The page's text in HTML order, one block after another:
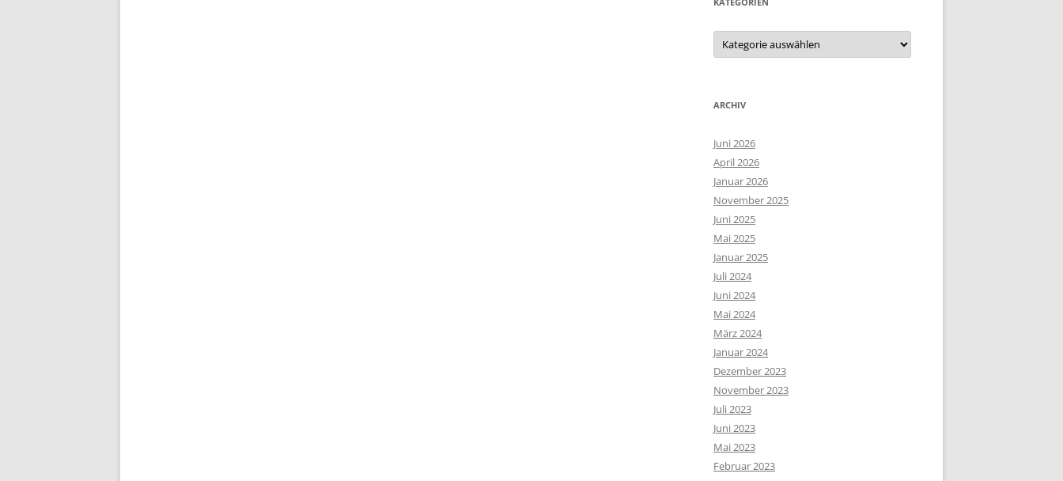
Kategorien
ARCHIV
Juni 2026
April 2026
Januar 2026
November 2025
Juni 2025
Mai 2025
Januar 2025
Juli 2024
Juni 2024
Mai 2024
März 2024
Januar 2024
Dezember 2023
November 2023
Juli 2023
Juni 2023
Mai 2023
Februar 2023